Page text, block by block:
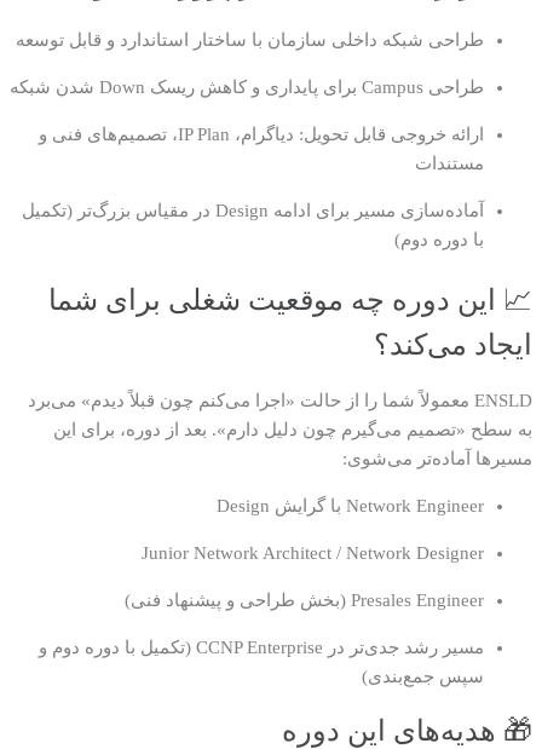
طراحی شبکه داخلی سازمان با ساختار استاندارد و قابل توسعه
طراحی Campus برای پایداری و کاهش ریسک Down شدن شبکه
ارائه خروجی قابل تحویل: دیاگرام، IP Plan، تصمیم‌های فنی و
مستندات
آماده‌سازی مسیر برای ادامه Design در مقیاس بزرگ‌تر (تکمیل
با دوره دوم)
📈 این دوره چه موقعیت شغلی برای شما
ایجاد می‌کند؟
ENSLD معمولاً شما را از حالت «اجرا می‌کنم چون قبلاً دیدم» می‌برد
به سطح «تصمیم می‌گیرم چون دلیل دارم». بعد از دوره، برای این
مسیرها آماده‌تر می‌شوی:
Network Engineer با گرایش Design
Junior Network Architect / Network Designer
Presales Engineer (بخش طراحی و پیشنهاد فنی)
مسیر رشد جدی‌تر در CCNP Enterprise (تکمیل با دوره دوم و
سپس جمع‌بندی)
🎁 هدیه‌های این دوره